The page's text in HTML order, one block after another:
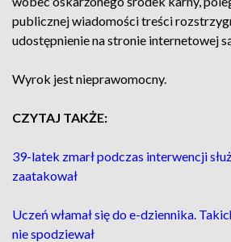
publicznej wiadomości treści
udostępnienie na stronie internetowej
Wyrok jest nieprawomocny.
CZYTAJ TAKŻE:
39-latek zmarł podczas interwencji
zaatakował
Uczeń włamał się do e-dziennika.
nie spodziewał